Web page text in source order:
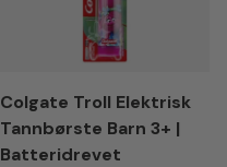
Colgate Troll Elektrisk
Tannbørste Barn 3+ |
Batteridrevet